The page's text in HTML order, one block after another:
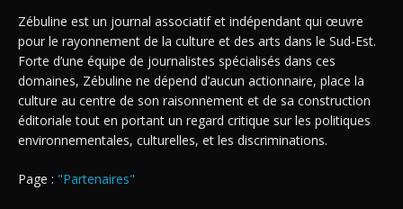
Zébuline est un journal associatif et indépendant qui œuvre
pour le rayonnement de la culture et des arts dans le Sud-Est.
Forte d’une équipe de journalistes spécialisés dans ces
domaines, Zébuline ne dépend d’aucun actionnaire, place la
culture au centre de son raisonnement et de sa construction
éditoriale tout en portant un regard critique sur les politiques
environnementales, culturelles, et les discriminations.
Page : "Partenaires"